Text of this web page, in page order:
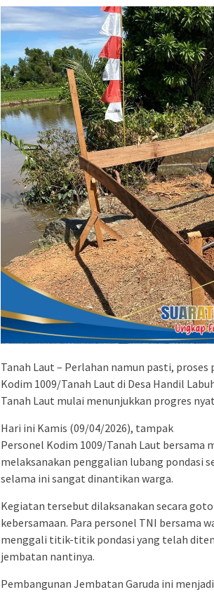
Tanah Laut – Perlahan namun pasti,
Kodim 1009/Tanah Laut di Desa Handil
Tanah Laut mulai menunjukkan progres
Hari ini Kamis (09/04/2026), tampak
Personel Kodim 1009/Tanah Laut
melaksanakan penggalian lubang pondasi
selama ini sangat dinantikan warga.
Kegiatan tersebut dilaksanakan secara
kebersamaan. Para personel TNI bersama
menggali titik-titik pondasi yang telah
jembatan nantinya.
Pembangunan Jembatan Garuda ini